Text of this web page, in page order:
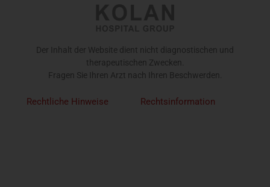
Der Inhalt der Website dient nicht diagnostischen und
therapeutischen Zwecken.
Fragen Sie Ihren Arzt nach Ihren Beschwerden.
Rechtliche Hinweise Rechtsinformation